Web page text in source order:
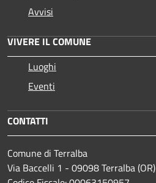
Avvisi
VIVERE IL COMUNE
Luoghi
Eventi
CONTATTI
Comune di Terralba
Via Baccelli 1 - 09098 Terralba (OR)